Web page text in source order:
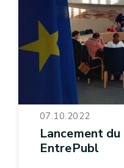
07.10.2022
Lancement
EntrePubl